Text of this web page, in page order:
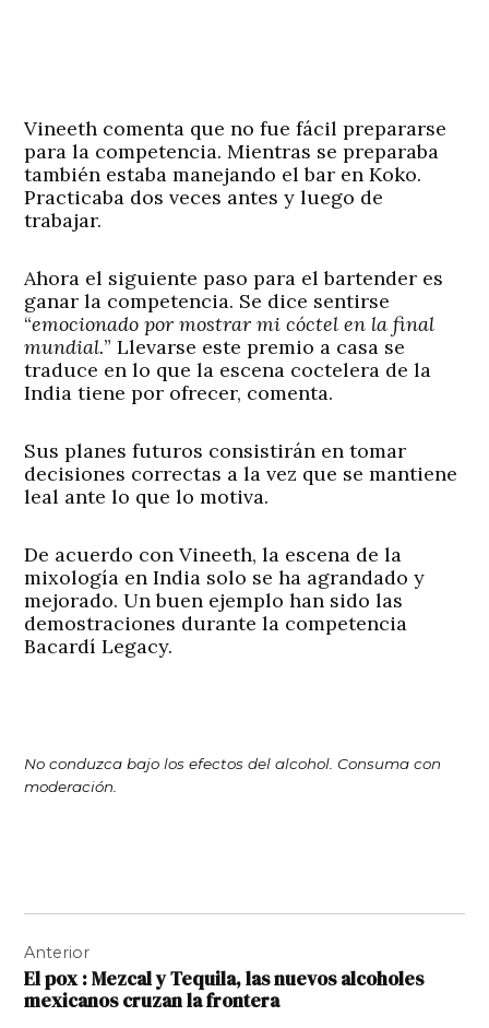
Vineeth comenta que no fue fácil prepararse
para la competencia. Mientras se preparaba
también estaba manejando el bar en Koko.
Practicaba dos veces antes y luego de
trabajar.
Ahora el siguiente paso para el bartender es
ganar la competencia. Se dice sentirse
“emocionado por mostrar mi cóctel en la final
mundial.” Llevarse este premio a casa se
traduce en lo que la escena coctelera de la
India tiene por ofrecer, comenta.
Sus planes futuros consistirán en tomar
decisiones correctas a la vez que se mantiene
leal ante lo que lo motiva.
De acuerdo con Vineeth, la escena de la
mixología en India solo se ha agrandado y
mejorado. Un buen ejemplo han sido las
demostraciones durante la competencia
Bacardí Legacy.
No conduzca bajo los efectos del alcohol. Consuma con
moderación.
de
entradas
Anterior
El pox : Mezcal y Tequila, las nuevos alcoholes
mexicanos cruzan la frontera